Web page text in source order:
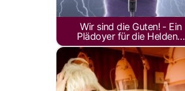
Wir sind die Guten! - Ein
Plädoyer für die Helden…